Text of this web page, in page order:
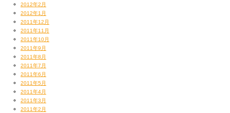
2012年2月
2012年1月
2011年12月
2011年11月
2011年10月
2011年9月
2011年8月
2011年7月
2011年6月
2011年5月
2011年4月
2011年3月
2011年2月